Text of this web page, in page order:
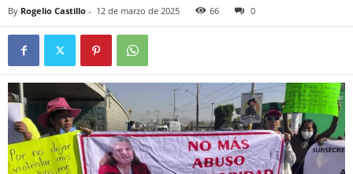
By Rogelio Castillo - 12 de marzo de 2025 66 0